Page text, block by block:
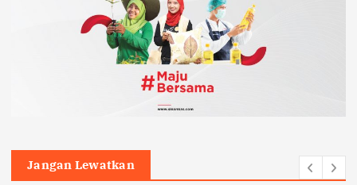
Jangan Lewatkan